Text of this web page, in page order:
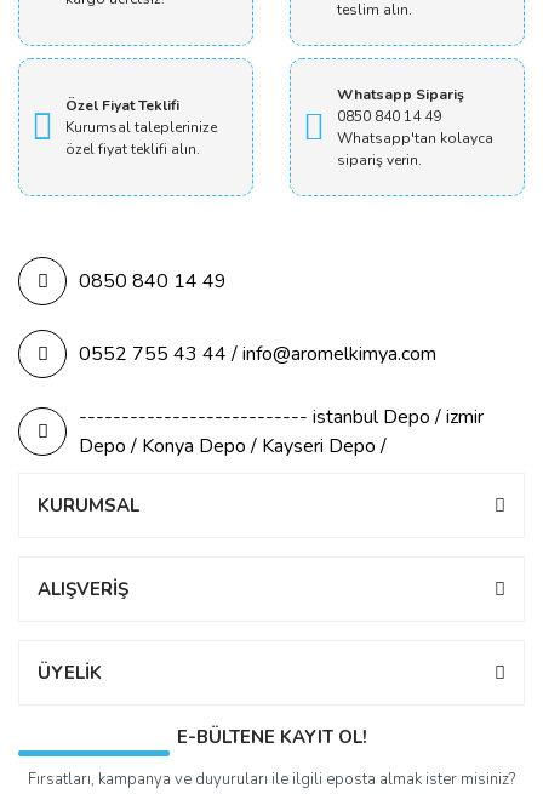
teslim alın.
Özel Fiyat Teklifi
Kurumsal taleplerinize
özel fiyat teklifi alın.
Whatsapp Sipariş
0850 840 14 49
Whatsapp'tan kolayca
sipariş verin.
0850 840 14 49
0552 755 43 44 / info@aromelkimya.com
--------------------------- istanbul Depo / izmir
Depo / Konya Depo / Kayseri Depo /
KURUMSAL
ALIŞVERİŞ
ÜYELİK
E-BÜLTENE KAYIT OL!
Fırsatları, kampanya ve duyuruları ile ilgili eposta almak ister misiniz?